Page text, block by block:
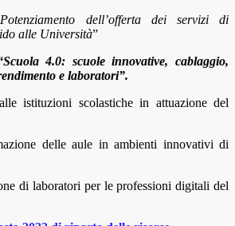
dell’offerta dei servizi di
alle Università”
4.0: scuole innovative, cablaggio,
e laboratori”.
istituzioni scolastiche in attuazione del
delle aule in ambienti innovativi di
di laboratori per le professioni digitali del